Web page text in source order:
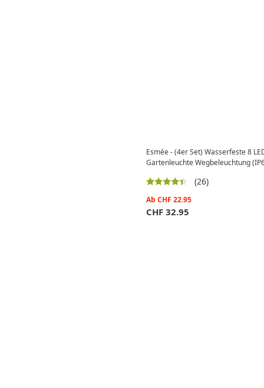
Esmée - (4er Set) Wasserfeste 8
Gartenleuchte Wegbeleuchtung
(26)
Ab CHF 22.95
CHF 32.95